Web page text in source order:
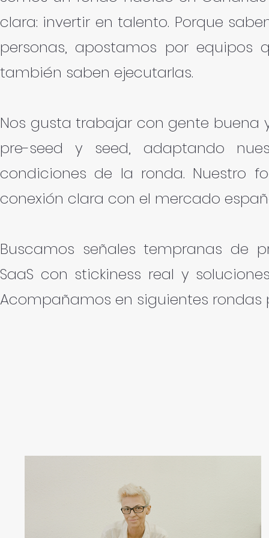
clara: invertir en talento. Porque
personas, apostamos por equipos
también saben ejecutarlas.
Nos gusta trabajar con gente buena
pre-seed y seed, adaptando
condiciones de la ronda. Nuestro
conexión clara con el mercado
Buscamos señales tempranas de
SaaS con stickiness real y
Acompañamos en siguientes rondas